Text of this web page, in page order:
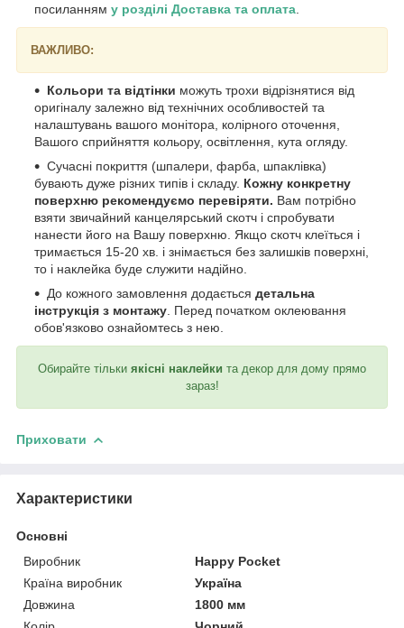
посиланням у розділі Доставка та оплата
ВАЖЛИВО:
Кольори та відтінки можуть трохи відрізнятися від
оригіналу залежно від технічних особливостей та
налаштувань вашого монітора, колірного оточення,
Вашого сприйняття кольору, освітлення, кута огляду.
Сучасні покриття (шпалери, фарба, шпаклівка)
бувають дуже різних типів і складу. Кожну конкретну
поверхню рекомендуємо перевіряти. Вам потрібно
взяти звичайний канцелярський скотч і спробувати
нанести його на Вашу поверхню. Якщо скотч клеїться і
тримається 15-20 хв. і знімається без залишків поверхні,
то і наклейка буде служити надійно.
До кожного замовлення додається детальна
інструкція з монтажу . Перед початком оклеювання
обов'язково ознайомтесь з нею.
Обирайте тільки якісні наклейки та декор для дому прямо
зараз!
Приховати
Характеристики
Основні
Виробник
Happy Pocket
Країна виробник
Україна
Довжина
1800 мм